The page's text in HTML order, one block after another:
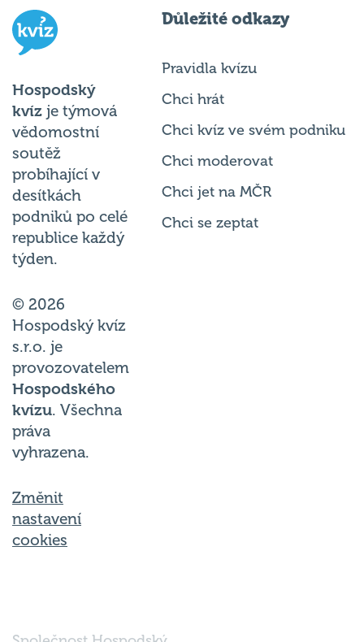
Hospodský
kvíz je týmová
vědomostní
soutěž
probíhající v
desítkách
podniků po celé
republice každý
týden.
© 2026
Hospodský kvíz
s.r.o. je
provozovatelem
Hospodského
kvízu. Všechna
práva
vyhrazena.
Změnit
nastavení
cookies
Důležité odkazy
Pravidla kvízu
Chci hrát
Chci kvíz ve svém podniku
Chci moderovat
Chci jet na MČR
Chci se zeptat